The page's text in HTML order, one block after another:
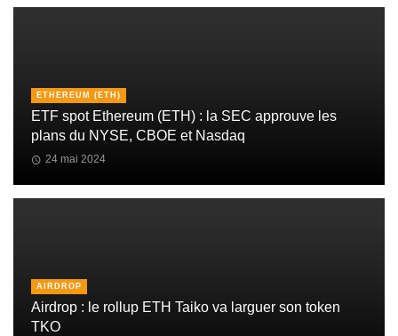
ETHEREUM (ETH)
ETF spot Ethereum (ETH) : la SEC approuve les
plans du NYSE, CBOE et Nasdaq
24 mai 2024
AIRDROP
Airdrop : le rollup ETH Taiko va larguer son token
TKO